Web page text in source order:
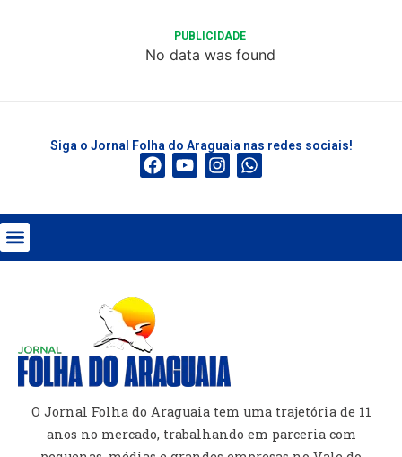
PUBLICIDADE
No data was found
Siga o Jornal Folha do Araguaia nas redes sociais!
O Jornal Folha do Araguaia tem uma trajetória de 11
anos no mercado, trabalhando em parceria com